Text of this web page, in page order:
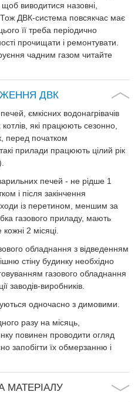
щоб виводитися назовні,
ДВК-система повсякчас має
її треба періодично
прочищати і ремонтувати.
чадним газом читайте
ДВК
ємкісних водонагрівачів
які працюють сезонно,
перед початком
прилади працюють цілий рік
печей - не рідше 1
і після закінчення
із перетином, меншим за
газового приладу, мають
2 місяці.
обладнання з відведенням
стіну будинку необхідно
газового обладнання
заводів-виробників.
одночасно з димовими.
разу на місяць,
повинен проводити огляд
запобігти їх обмерзанню і
МАТЕРІАЛУ